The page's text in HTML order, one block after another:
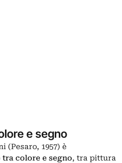
e segno
(Pesaro, 1957) è
colore e segno, tra pittura